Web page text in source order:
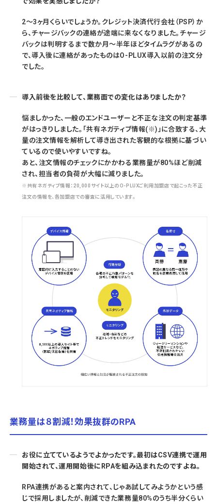
2～3ヶ月くらいでしょうか。クレジット決済代行会社（PSP）か
ら、チャージバックの連絡が途端に来なくなりました。チャージ
バックは判明するまで数か月～半年ほどタイムラグがあるの
で、導入後に連絡があったものはO-PLUX導入以前の注文分
でした。
導入前後を比較して、業務面での変化はありましたか？
悩ましかった、一般のエンドユーザーと不正な注文の判定基準
がはっきりしました。「共有ネガティブ情報(※)」に合致する、大
量の注文情報を解析して導き出された客観的な根拠に基づい
ているので使いやすいですね。
あと、注文情報のチェックにかかわる業務量が80%ほど削減
され、担当者の負荷が大幅に減りました。
※共有ネガティブ情報：20,000サイト以上のO-PLUXご利用加盟店で起こった不正
注文の情報を、各加盟店での審査に活用しています。
業務量は８割減！効果抜群のRPA
お役に立てているようでよかったです。最初はCSV連携で運用
開始されて、運用開始後にRPAを組み込まれたのですよね。
RPA連携があると案内されて、じゃあ試してみようかという感
じで採用しましたが、削減できた業務量80%のうち半分くらい